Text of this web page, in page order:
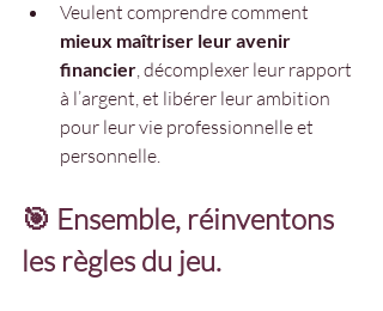
Veulent comprendre comment
mieux maîtriser leur avenir
financier, décomplexer leur rapport
à l’argent, et libérer leur ambition
pour leur vie professionnelle et
personnelle.
🎯 Ensemble, réinventons
les règles du jeu.